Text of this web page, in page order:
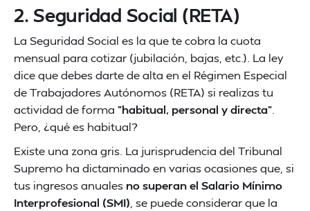
2. Seguridad Social (RETA)
La Seguridad Social es la que te cobra la cuota
mensual para cotizar (jubilación, bajas, etc.). La ley
dice que debes darte de alta en el Régimen Especial
de Trabajadores Autónomos (RETA) si realizas tu
actividad de forma "habitual, personal y directa"
Pero, ¿qué es habitual?
Existe una zona gris. La jurisprudencia del Tribunal
Supremo ha dictaminado en varias ocasiones que, si
tus ingresos anuales no superan el Salario Mínimo
Interprofesional (SMI) , se puede considerar que la